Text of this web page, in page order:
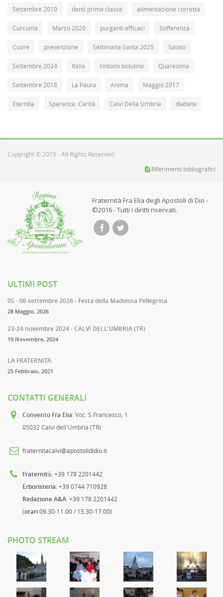
Settembre 2019 denti prima classe alimentazione corretta
Curcuma Marzo 2020 purganti efficaci Sofferenza
Cuore prevenzione Settimana Santa 2025 Salato
Settembre 2024 Italia sintomi botulino Quaresima
Settembre 2018 La Paura Anima Maggio 2017
Eternita Speranza. Carità Calvi Della Umbria diabete
Copyright © 2015 - All Rights Reserved
Riferimenti bibliografici
Fraternità Fra Elia degli Apostoli di Dio -
©2016 - Tutti i diritti riservati.
ULTIMI POST
05 - 06 settembre 2026 - Festa della Madonna Pellegrina
28 Maggio, 2026
23-24 novembre 2024 - CALVI DELL'UMBRIA (TR)
19 Novembre, 2024
LA FRATERNITA
25 Febbraio, 2021
CONTATTI GENERALI
Convento Fra Elia: Voc. S.Francesco, 1
05032 Calvi dell'Umbria (TR)
fraternitacalvi@apostolididio.it
Fraternità: +39 178 2201442
Erboristeria: +39 0744 710928
Redazione A&A: +39 178 2201442
(orari09.30-11.00 / 15.30-17.00)
PHOTO STREAM